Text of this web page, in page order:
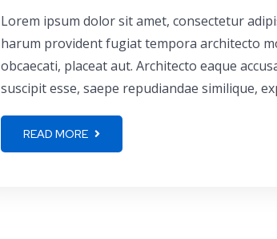
Lorem ipsum dolor sit amet, consectetur
harum provident fugiat tempora architecto
obcaecati, placeat aut. Architecto eaque
suscipit esse, saepe repudiandae similique,
READ MORE